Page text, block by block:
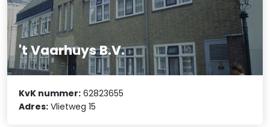
't Vaarhuys B.V.
KvK nummer: 62823655
Adres: Vlietweg 15